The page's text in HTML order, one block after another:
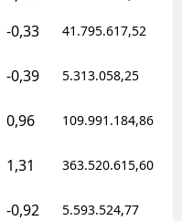
-0,33 41.795.617,52
-0,39 5.313.058,25
0,96 109.991.184,86
1,31 363.520.615,60
-0,92 5.593.524,77